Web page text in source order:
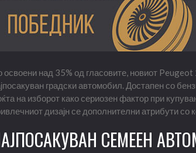
освоени над 35% од гласовите, новиот
градски автомобил. Достапен со
на изборот како сериозен фактор при
дизајн се дополнителни атрибути со
СЕМЕЕН